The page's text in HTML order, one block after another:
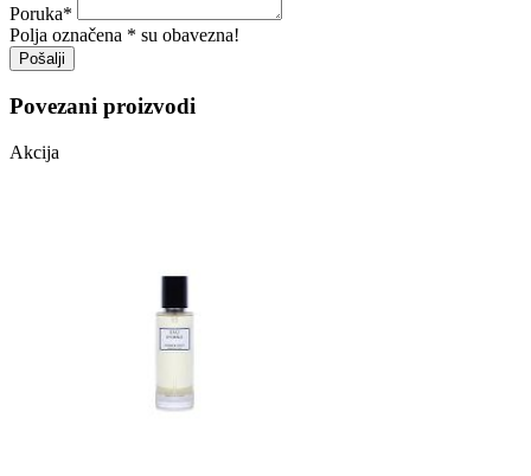
Poruka*
Polja označena * su obavezna!
Pošalji
Povezani proizvodi
Akcija